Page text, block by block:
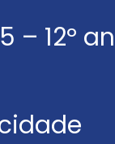
– 12º